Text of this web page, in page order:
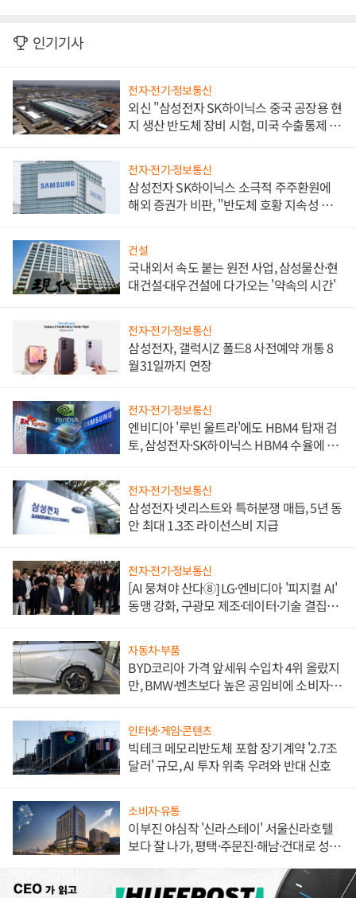
인기기사
전자·전기·정보통신
외신 "삼성전자 SK하이닉스 중국 공장용 현
지 생산 반도체 장비 시험, 미국 수출통제 대
전자·전기·정보통신
삼성전자 SK하이닉스 소극적 주주환원에
해외 증권가 비판, "반도체 호황 지속성 의
건설
국내외서 속도 붙는 원전 사업, 삼성물산·현
대건설·대우건설에 다가오는 '약속의 시간'
전자·전기·정보통신
삼성전자, 갤럭시Z 폴드8 사전예약 개통 8
월31일까지 연장
전자·전기·정보통신
엔비디아 '루빈 울트라'에도 HBM4 탑재 검
토, 삼성전자·SK하이닉스 HBM4 수율에 주
전자·전기·정보통신
삼성전자 넷리스트와 특허분쟁 매듭, 5년 동
안 최대 1.3조 라이선스비 지급
전자·전기·정보통신
[AI 뭉쳐야 산다⑧] LG·엔비디아 '피지컬 AI'
동맹 강화, 구광모 제조·데이터·기술 결집
자동차·부품
BYD코리아 가격 앞세워 수입차 4위 올랐지
만, BMW·벤츠보다 높은 공임비에 소비자
인터넷·게임·콘텐츠
빅테크 메모리반도체 포함 장기계약 '2.7조
달러' 규모, AI 투자 위축 우려와 반대 신호
소비자·유통
이부진 야심작 '신라스테이' 서울신라호텔
보다 잘 나가, 평택·주문진·해남·건대로 성